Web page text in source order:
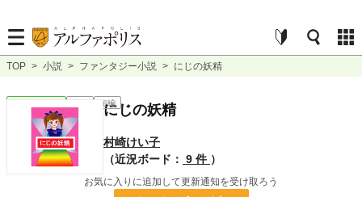
TOP > 小説 > ファンタジー小説 > にじの妖精
短編
にじの妖精
村崎けい子
（近況ボード： 9 件 ）
お気に入りに追加して更新通知を受け取ろう